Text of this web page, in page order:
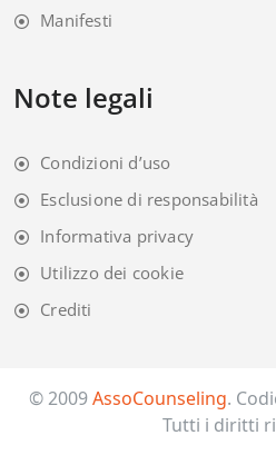
Manifesti
Note legali
Condizioni d’uso
Esclusione di responsabilità
Informativa privacy
Utilizzo dei cookie
Crediti
© 2009AssoCounseling.
Tutti i diritti